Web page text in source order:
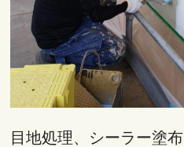
目地処理、シーラー塗布